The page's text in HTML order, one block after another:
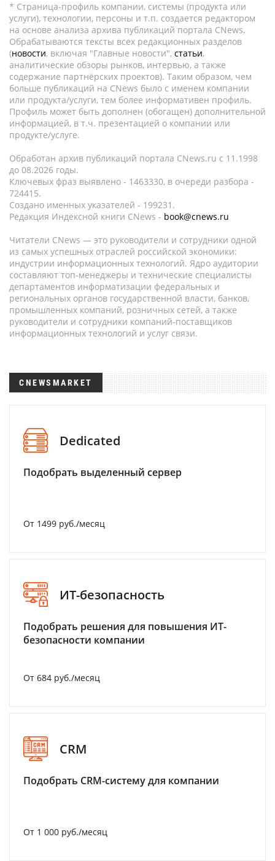
* Страница-профиль компании, системы (продукта или
услуги), технологии, персоны и т.п. создается редактором
на основе анализа архива публикаций портала CNews.
Обрабатываются тексты всех редакционных разделов
(новости, включая "Главные новости", статьи,
аналитические обзоры рынков, интервью, а также
содержание партнёрских проектов). Таким образом, чем
больше публикаций на CNews было с именем компании
или продукта/услуги, тем более информативен профиль.
Профиль может быть дополнен (обогащен) дополнительной
информацией, в т.ч. презентацией о компании или
продукте/услуге.
Обработан архив публикаций портала CNews.ru c 11.1998
до 08.2026 годы.
Ключевых фраз выявлено - 1463330, в очереди разбора -
724415.
Создано именных указателей - 199231.
Редакция Индексной книги CNews - book@cnews.ru
Читатели CNews — это руководители и сотрудники одной
из самых успешных отраслей российской экономики:
индустрии информационных технологий. Ядро аудитории
составляют топ-менеджеры и технические специалисты
департаментов информатизации федеральных и
региональных органов государственной власти, банков,
промышленных компаний, розничных сетей, а также
руководители и сотрудники компаний-поставщиков
информационных технологий и услуг связи.
CNEWSMARKET
Dedicated
Подобрать выделенный сервер
От 1499 руб./месяц
ИТ-безопасность
Подобрать решения для повышения ИТ-
безопасности компании
От 684 руб./месяц
CRM
Подобрать CRM-систему для компании
От 1 000 руб./месяц